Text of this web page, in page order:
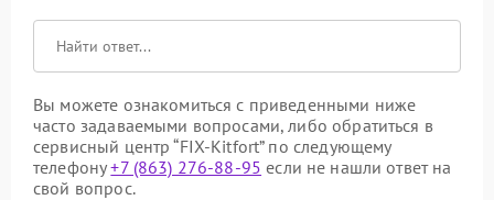
Вы можете ознакомиться с приведенными ниже
часто задаваемыми вопросами, либо обратиться в
сервисный центр “FIX-Kitfort” по следующему
телефону+7 (863) 276-88-95 если не нашли ответ на
свой вопрос.